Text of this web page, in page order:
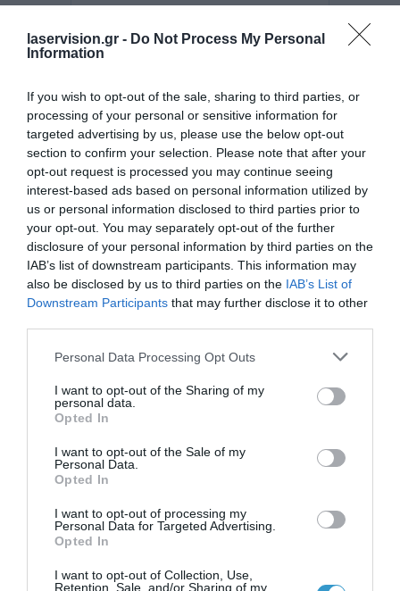
laservision.gr - Do Not Process My Personal
Information
If you wish to opt-out of the sale, sharing to third parties, or
processing of your personal or sensitive information for
targeted advertising by us, please use the below opt-out
section to confirm your selection. Please note that after your
opt-out request is processed you may continue seeing
interest-based ads based on personal information utilized by
us or personal information disclosed to third parties prior to
your opt-out. You may separately opt-out of the further
disclosure of your personal information by third parties on the
IAB’s list of downstream participants. This information may
also be disclosed by us to third parties on the IAB’s List of
Downstream Participants that may further disclose it to other
Please note that this website/app uses one or more Google
not limited to your visit or usage behaviour. You may click to
grant or deny consent to Google and its third-party tags to
use your data for below specified purposes in below Google
consent section.
Personal Data Processing Opt Outs
I want to opt-out of the Sharing of my
personal data.
Opted In
I want to opt-out of the Sale of my
Personal Data.
Opted In
I want to opt-out of processing my
Personal Data for Targeted Advertising.
Opted In
I want to opt-out of Collection, Use,
Retention, Sale, and/or Sharing of my
Posted on 29 Ιούν 2026